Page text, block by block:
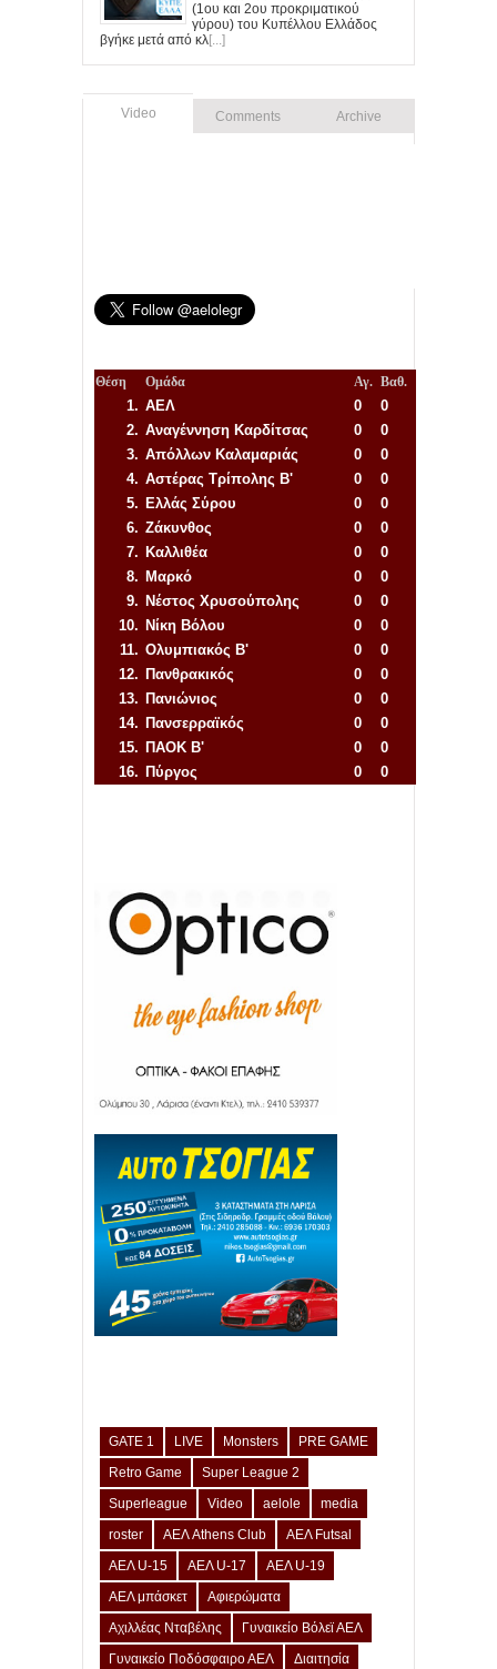
(1ου και 2ου προκριματικού
γύρου) του Κυπέλλου Ελλάδος
βγήκε μετά από κλ[...]
Video Comments Archive
Θέση Ομάδα Αγ. Βαθ.
1. ΑΕΛ 0
0
2. Αναγέννηση Καρδίτσας 0
0
3. Απόλλων Καλαμαριάς 0
0
4. Αστέρας Τρίπολης Β' 0
0
5. Ελλάς Σύρου 0
0
6. Ζάκυνθος 0
0
7. Καλλιθέα 0
0
8. Μαρκό 0
0
9. Νέστος Χρυσούπολης 0
0
10. Νίκη Βόλου 0
0
11. Ολυμπιακός Β' 0
0
12. Πανθρακικός 0
0
13. Πανιώνιος 0
0
14. Πανσερραϊκός 0
0
15. ΠΑΟΚ Β' 0
0
16. Πύργος 0
0
GATE 1 LIVE Monsters
PRE GAME
Retro Game
Super League 2
Superleague
Video aelole
media
roster
ΑΕΛ Athens Club
ΑΕΛ Futsal
ΑΕΛ U-15
ΑΕΛ U-17
ΑΕΛ U-19
ΑΕΛ μπάσκετ
Αφιερώματα
Αχιλλέας Νταβέλης
Γυναικείο Βόλεϊ ΑΕΛ
Γυναικείο Ποδόσφαιρο ΑΕΛ
Διαιτησία